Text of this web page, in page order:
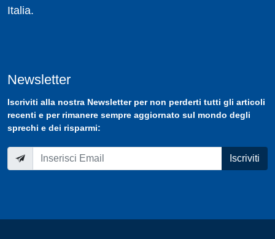
Italia.
Newsletter
Iscriviti alla nostra Newsletterper non perderti tutti gli articoli
recenti e per rimanere sempre aggiornato sul mondo degli
sprechi e dei risparmi:
Iscriviti